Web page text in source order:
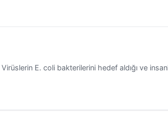
E. coli bakterilerini hedef aldığı ve